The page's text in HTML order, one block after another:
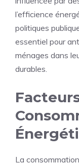
l’efficience
politiques
essentiel pour
ménages dans
durables.
La